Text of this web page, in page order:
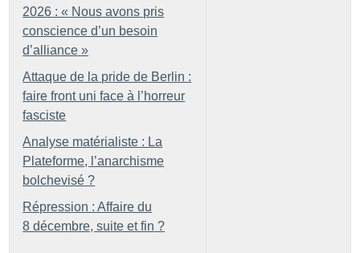
2026 : « Nous avons pris
conscience d’un besoin
d’alliance »
Attaque de la pride de Berlin :
faire front uni face à l’horreur
fasciste
Analyse matérialiste : La
Plateforme, l’anarchisme
bolchevisé ?
Répression : Affaire du
8 décembre, suite et fin ?